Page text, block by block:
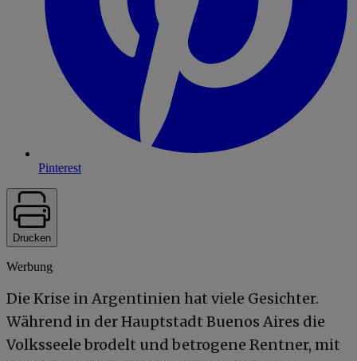
Pinterest
Drucken
Werbung
Die Krise in Argentinien hat viele Gesichter.
Während in der Hauptstadt Buenos Aires die
Volksseele brodelt und betrogene Rentner, mit